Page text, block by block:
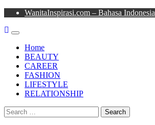
Skip
content
WanitaInspirasi.com – Bahasa Indonesia
Primary
MenuHome
BEAUTY
CAREER
FASHION
LIFESTYLE
RELATIONSHIP
Search
for: